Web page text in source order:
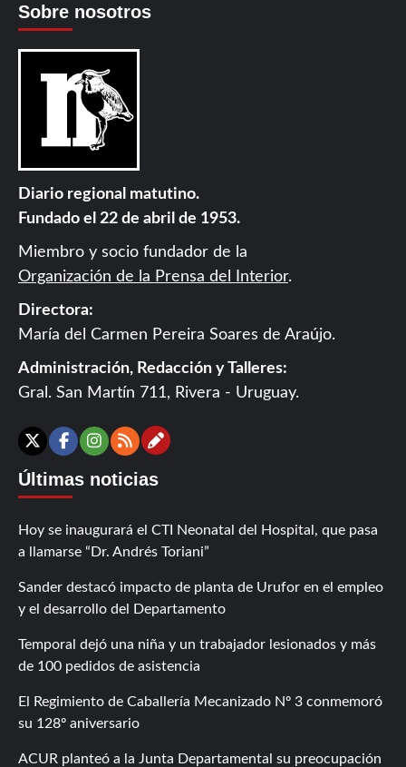
Sobre nosotros
Diario regional matutino.
Fundado el 22 de abril de 1953.
Miembro y socio fundador de la
Organización de la Prensa del Interior.
Directora:
María del Carmen Pereira Soares de Araújo.
Administración, Redacción y Talleres:
Gral. San Martín 711, Rivera - Uruguay.
X Facebook
Instagram
RSSContáctanos
Últimas noticias
Hoy se inaugurará el CTI Neonatal del Hospital, que pasa
a llamarse “Dr. Andrés Toriani”
Sander destacó impacto de planta de Urufor en el empleo
y el desarrollo del Departamento
Temporal dejó una niña y un trabajador lesionados y más
de 100 pedidos de asistencia
El Regimiento de Caballería Mecanizado Nº 3 conmemoró
su 128º aniversario
ACUR planteó a la Junta Departamental su preocupación